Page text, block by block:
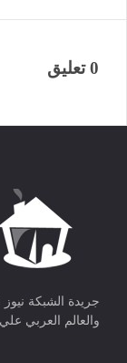
0 تعليق
جريدة الشبكة نيوز
والعالم العربي